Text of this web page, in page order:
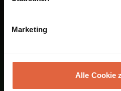
Marketing
Alle Cookie
Fazit
Ausdruckstrainer/in
Kommunikationswissen